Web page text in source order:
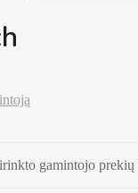
gamintojo